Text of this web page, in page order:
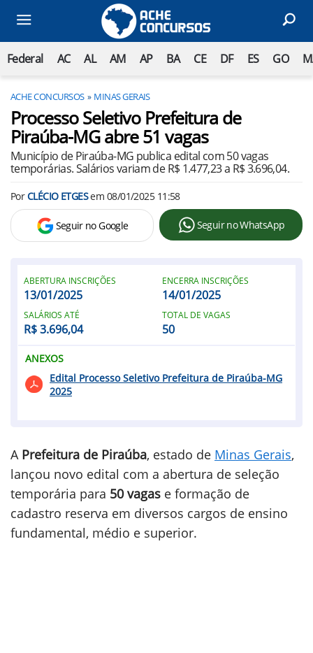
Federal AC AL AM AP BA CE DF ES GO
ACHE CONCURSOS MINAS GERAIS
Processo Seletivo Prefeitura de
Piraúba-MG abre 51 vagas
Município de Piraúba-MG publica edital com 50 vagas
temporárias. Salários variam de R$ 1.477,23 a R$ 3.696,04.
PorCLÉCIO ETGESem 08/01/2025 11:58
Seguir no Google Seguir no WhatsApp
A Prefeitura de Piraúba, estado de Minas Gerais,
lançou novo edital com a abertura de seleção
temporária para 50 vagas e formação de
cadastro reserva em diversos cargos de ensino
fundamental, médio e superior.
ABERTURA INSCRIÇÕES
13/01/2025
ENCERRA INSCRIÇÕES
14/01/2025
SALÁRIOS ATÉ
R$ 3.696,04
TOTAL DE VAGAS
50
ANEXOS
Edital Processo Seletivo Prefeitura de Piraúba-MG
2025